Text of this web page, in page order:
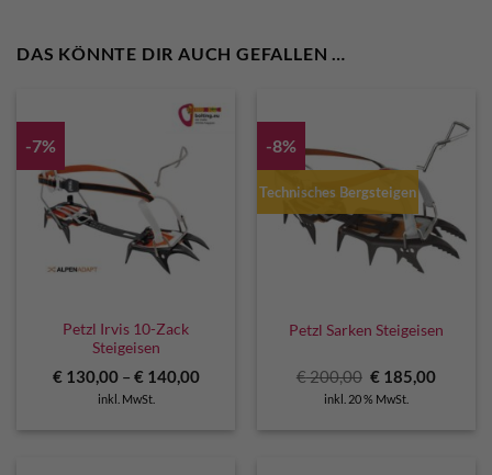
DAS KÖNNTE DIR AUCH GEFALLEN …
-7%
Petzl Irvis 10-Zack
Steigeisen
€130,00– €140,00
inkl. MwSt.
-8%
Technisches Bergsteigen
Petzl Sarken Steigeisen
€200,00 Ursprünglicher
Preis
war:
€ 185,00
inkl. 20 % MwSt.